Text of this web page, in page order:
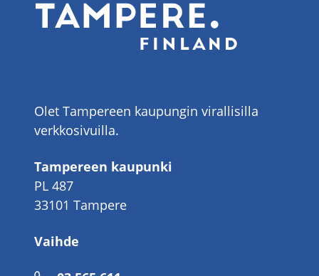
Olet Tampereen kaupungin virallisilla
verkkosivuilla.
Tampereen kaupunki
PL 487
33101 Tampere
Vaihde